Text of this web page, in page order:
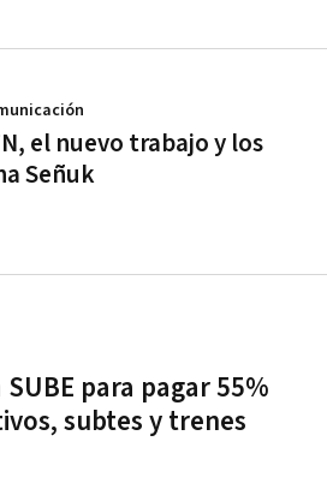
el nuevo trabajo y los
Señuk
para pagar 55%
subtes y trenes